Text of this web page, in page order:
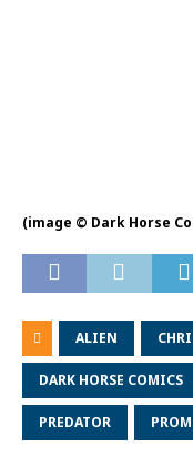
(image © Dark Horse
ALIEN
DARK HORSE COMICS
PREDATOR